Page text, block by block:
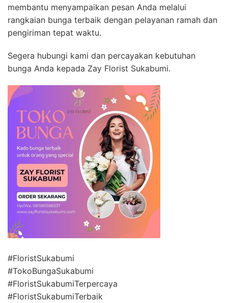
membantu menyampaikan pesan Anda melalui
rangkaian bunga terbaik dengan pelayanan ramah dan
pengiriman tepat waktu.
Segera hubungi kami dan percayakan kebutuhan
bunga Anda kepada Zay Florist Sukabumi.
#FloristSukabumi
#TokoBungaSukabumi
#FloristSukabumiTerpercaya
#FloristSukabumiTerbaik